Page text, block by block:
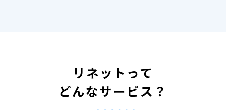
リネットって
どんなサービス？